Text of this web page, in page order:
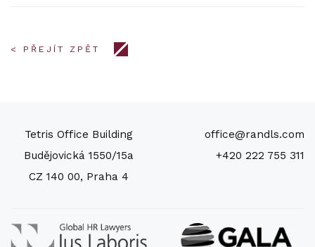
< PŘEJÍT ZPĚT
Tetris Office Building
Budějovická 1550/15a
CZ 140 00, Praha 4
office@randls.com
+420 222 755 311